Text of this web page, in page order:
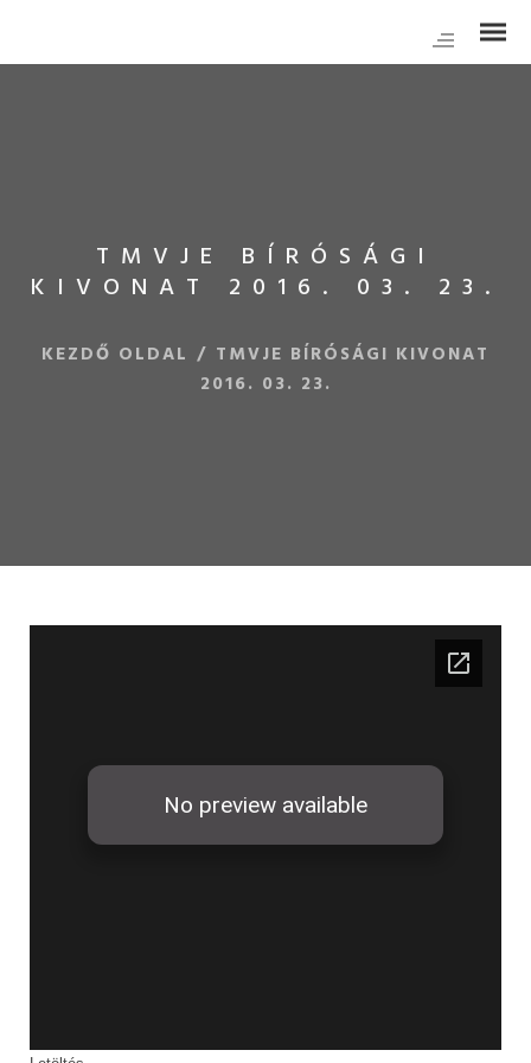
TMVJE BÍRÓSÁGI
KIVONAT 2016. 03. 23.
KEZDŐ OLDAL / TMVJE BÍRÓSÁGI KIVONAT
2016. 03. 23.